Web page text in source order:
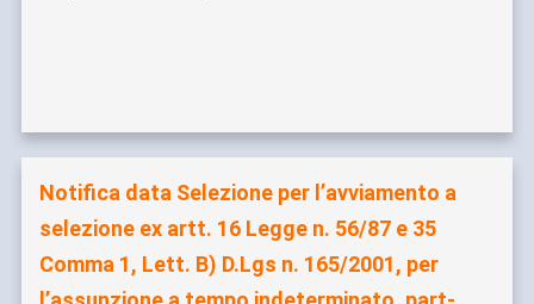
Notifica data Selezione per l’avviamento a
selezione ex artt. 16 Legge n. 56/87 e 35
Comma 1, Lett. B) D.Lgs n. 165/2001, per